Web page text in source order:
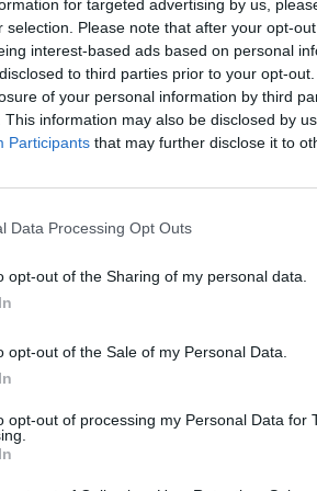
for targeted advertising by us,
selection. Please note that after your opt-
interest-based ads based on personal
to third parties prior to your opt-
of your personal information by third
This information may also be disclosed by
Participants that may further disclose it to
Data Processing Opt Outs
opt-out of the Sharing of my personal data.
opt-out of the Sale of my Personal Data.
opt-out of processing my Personal Data for
Paco Rocaha sido el encargado de
su condición de Ciudad
lugar este miércoles en elPatio
se fueron desvelando una a una
gráfica oficial de la
del Ayuntamiento de Requena,
Nacho Villalba ; y el
Paco Roca no pudo estar presente
un vídeo en el que el propio
la esencia de Requena
de su trabajo: "He tratado de
va a poder disfrutar si se